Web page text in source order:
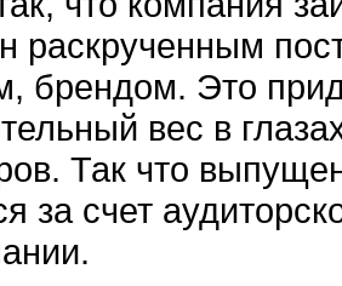
раскрученным
брендом. Это
вес в
Так что
за счет
.